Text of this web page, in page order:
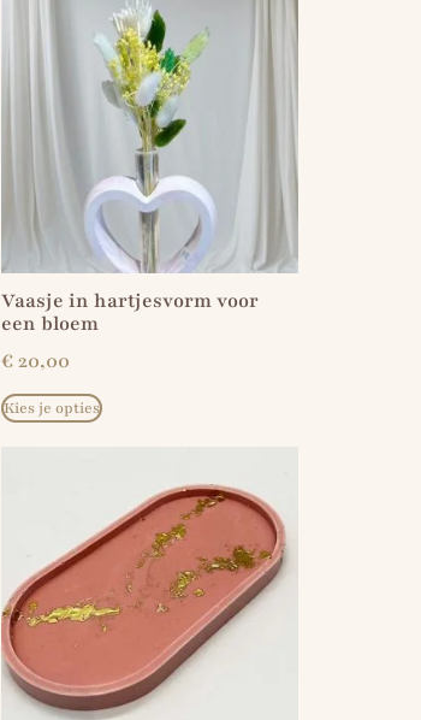
Vaasje in hartjesvorm voor
een bloem
€20,00
Kies je opties